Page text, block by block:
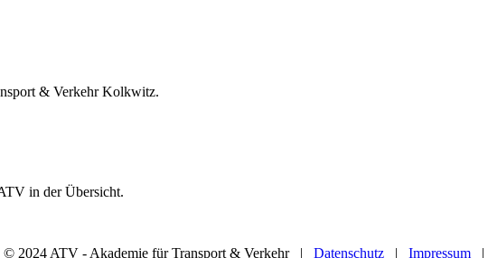
& Verkehr Kolkwitz.
in der Übersicht.
© 2024 ATV - Akademie für Transport & Verkehr | Datenschutz| Impressum|